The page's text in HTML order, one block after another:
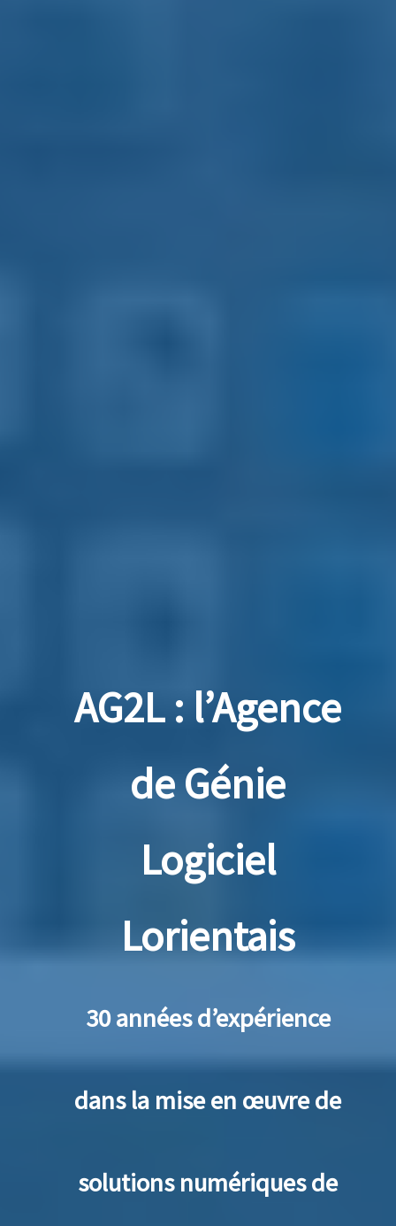
AG2L : l’Agence
de Génie
Logiciel
Lorientais
30 années d’expérience
dans la mise en œuvre de
solutions numériques de